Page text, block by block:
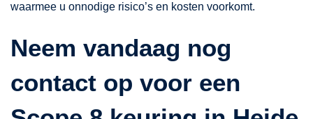
waarmee u onnodige risico’s en kosten voorkomt.
Neem vandaag nog
contact op voor een